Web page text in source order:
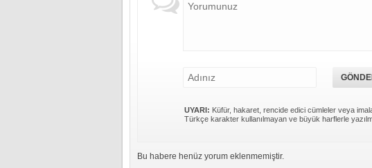
UYARI: Küfür, hakaret, rencide edici cümleler veya
Türkçe karakter kullanılmayan ve büyük harflerle
Bu habere henüz yorum eklenmemiştir.